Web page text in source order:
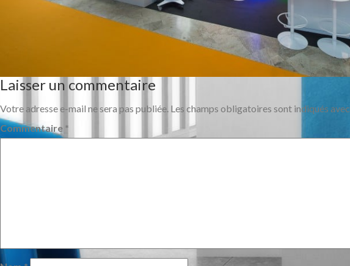
Laisser un commentaire
Votre adresse e-mail ne sera pas publiée. Les champs obligatoires sont indiqués avec
Commentaire *